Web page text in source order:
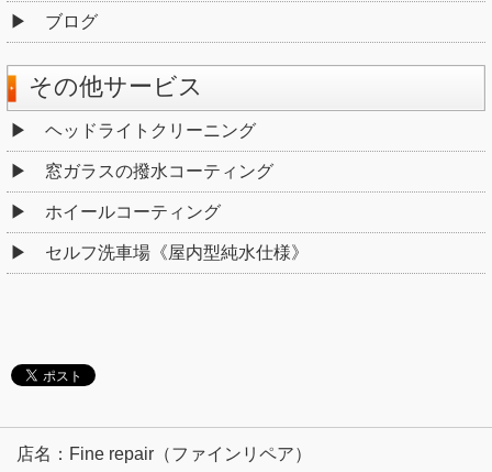
ブログ
その他サービス
ヘッドライトクリーニング
窓ガラスの撥水コーティング
ホイールコーティング
セルフ洗車場《屋内型純水仕様》
店名：Fine repair（ファインリペア）